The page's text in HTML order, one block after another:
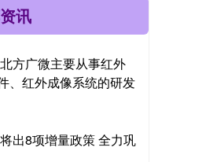
讯
方广微主要从事红外
、红外成像系统的研发
出8项增量政策 全力巩